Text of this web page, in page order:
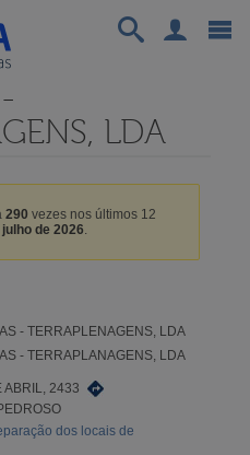
LDA
290 vezes nos últimos 12
de 2026.
- TERRAPLENAGENS, LDA
- TERRAPLANAGENS, LDA
ABRIL, 2433
dos locais de